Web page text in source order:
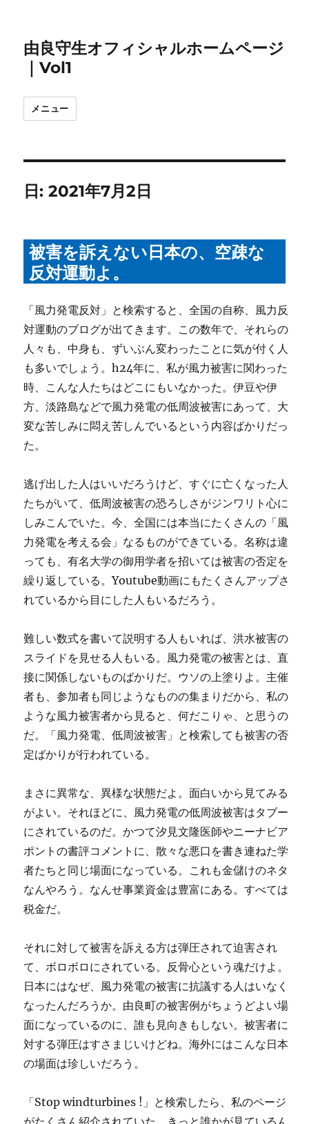
由良守生オフィシャルホームページ
｜Vol1
メニュー
日:2021年7月2日
被害を訴えない日本の、空疎な
反対運動よ。
「風力発電反対」と検索すると、全国の自称、風力反
対運動のブログが出てきます。この数年で、それらの
人々も、中身も、ずいぶん変わったことに気が付く人
も多いでしょう。h24年に、私が風力被害に関わった
時、こんな人たちはどこにもいなかった。伊豆や伊
方、淡路島などで風力発電の低周波被害にあって、大
変な苦しみに悶え苦しんでいるという内容ばかりだっ
た。
逃げ出した人はいいだろうけど、すぐに亡くなった人
たちがいて、低周波被害の恐ろしさがジンワリト心に
しみこんでいた。今、全国には本当にたくさんの「風
力発電を考える会」なるものができている。名称は違
っても、有名大学の御用学者を招いては被害の否定を
繰り返している。Youtube動画にもたくさんアップさ
れているから目にした人もいるだろう。
難しい数式を書いて説明する人もいれば、洪水被害の
スライドを見せる人もいる。風力発電の被害とは、直
接に関係しないものばかりだ。ウソの上塗りよ。主催
者も、参加者も同じようなものの集まりだから、私の
ような風力被害者から見ると、何だこりゃ、と思うの
だ。「風力発電、低周波被害」と検索しても被害の否
定ばかりが行われている。
まさに異常な、異様な状態だよ。面白いから見てみる
がよい。それほどに、風力発電の低周波被害はタブー
にされているのだ。かつて汐見文隆医師やニーナビア
ポントの書評コメントに、散々な悪口を書き連ねた学
者たちと同じ場面になっている。これも金儲けのネタ
なんやろう。なんせ事業資金は豊富にある。すべては
税金だ。
それに対して被害を訴える方は弾圧されて迫害され
て、ボロボロにされている。反骨心という魂だけよ。
日本にはなぜ、風力発電の被害に抗議する人はいなく
なったんだろうか。由良町の被害例がちょうどよい場
面になっているのに、誰も見向きもしない。被害者に
対する弾圧はすさまじいけどね。海外にはこんな日本
の場面は珍しいだろう。
「Stop windturbines !」と検索したら、私のページ
がたくさん紹介されていた。きっと誰かが見ているん